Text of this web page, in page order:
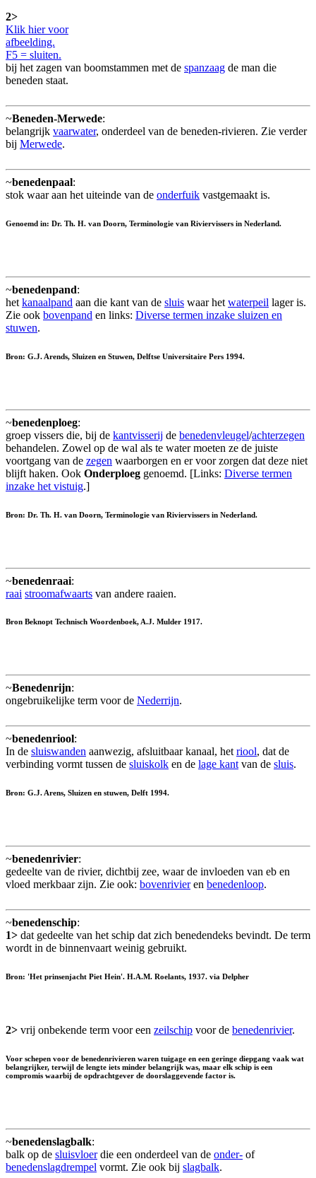
2>
Klik hier voor
afbeelding.
F5 = sluiten.
bij het zagen van boomstammen met de spanzaag de man die
beneden staat.
~Beneden-Merwede:
belangrijk vaarwater, onderdeel van de beneden-rivieren. Zie verder
bij Merwede.
~benedenpaal:
stok waar aan het uiteinde van de onderfuik vastgemaakt is.
Genoemd in: Dr. Th. H. van Doorn, Terminologie van Riviervissers in Nederland.
~benedenpand:
het kanaalpand aan die kant van de sluis waar het waterpeil lager is.
Zie ook bovenpand en links: Diverse termen inzake sluizen en
stuwen.
Bron: G.J. Arends, Sluizen en Stuwen, Delftse Universitaire Pers 1994.
~benedenploeg:
groep vissers die, bij de kantvisserij de benedenvleugel/achterzegen
behandelen. Zowel op de wal als te water moeten ze de juiste
voortgang van de zegen waarborgen en er voor zorgen dat deze niet
blijft haken. Ook Onderploeg genoemd. [Links: Diverse termen
inzake het vistuig.]
Bron: Dr. Th. H. van Doorn, Terminologie van Riviervissers in Nederland.
~benedenraai:
raai stroomafwaarts van andere raaien.
Bron Beknopt Technisch Woordenboek, A.J. Mulder 1917.
~Benedenrijn:
ongebruikelijke term voor de Nederrijn.
~benedenriool:
In de sluiswanden aanwezig, afsluitbaar kanaal, hetriool, dat de
verbinding vormt tussen de sluiskolk en de lage kantvan de sluis.
Bron: G.J. Arens, Sluizen en stuwen, Delft 1994.
~benedenrivier:
gedeelte van de rivier, dichtbij zee, waar de invloeden van eb en
vloed merkbaar zijn. Zie ook: bovenrivieren benedenloop.
~benedenschip:
1> dat gedeelte van het schip dat zich benedendeks bevindt. De term
wordt in de binnenvaart weinig gebruikt.
Bron: 'Het prinsenjacht Piet Hein'. H.A.M. Roelants, 1937. via Delpher
2> vrij onbekende term voor een zeilschip voor de benedenrivier.
Voor schepen voor de benedenrivieren waren tuigage en een geringe diepgang vaak wat
belangrijker, terwijl de lengte iets minder belangrijk was, maar elk schip is een
compromis waarbij de opdrachtgever de doorslaggevende factor is.
~benedenslagbalk:
balk op de sluisvloerdie een onderdeel van de onder- of
benedenslagdrempel vormt. Zie ook bij slagbalk.